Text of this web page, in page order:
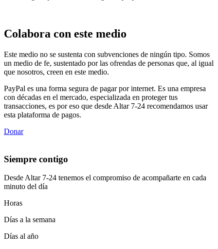
Colabora con este medio
Este medio no se sustenta con subvenciones de ningún tipo. Somos
un medio de fe, sustentado por las ofrendas de personas que, al igual
que nosotros, creen en este medio.
PayPal es una forma segura de pagar por internet. Es una empresa
con décadas en el mercado, especializada en proteger tus
transacciones, es por eso que desde Altar 7-24 recomendamos usar
esta plataforma de pagos.
Donar
Siempre contigo
Desde Altar 7-24 tenemos el compromiso de acompañarte en cada
minuto del día
Horas
Días a la semana
Días al año